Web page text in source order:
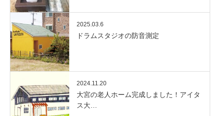
2025.03.6
ドラムスタジオの防音測定
2024.11.20
大宮の老人ホーム完成しました！アイタ
ス大…